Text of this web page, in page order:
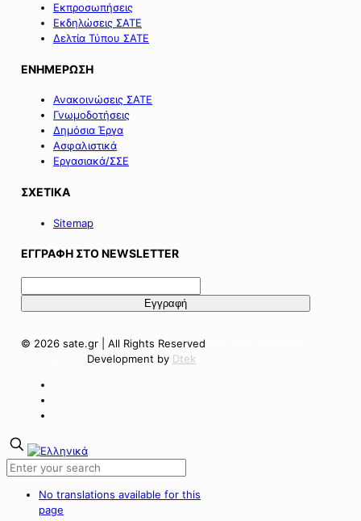
Εκπροσωπήσεις
Εκδηλώσεις ΣΑΤΕ
Δελτία Τύπου ΣΑΤΕ
ΕΝΗΜΕΡΩΣΗ
Ανακοινώσεις ΣΑΤΕ
Γνωμοδοτήσεις
Δημόσια Έργα
Ασφαλιστικά
Εργασιακά/ΣΣΕ
ΣΧΕΤΙΚΑ
Sitemap
ΕΓΓΡΑΦΗ ΣΤΟ NEWSLETTER
© 2026 sate.gr | All Rights Reserved
Development by Dtek
No translations available for this
page